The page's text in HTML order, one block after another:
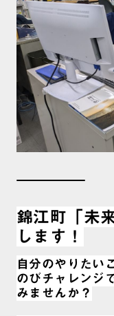
錦江町「未
します！
自分のやりたい
のびチャレンジ
みませんか？